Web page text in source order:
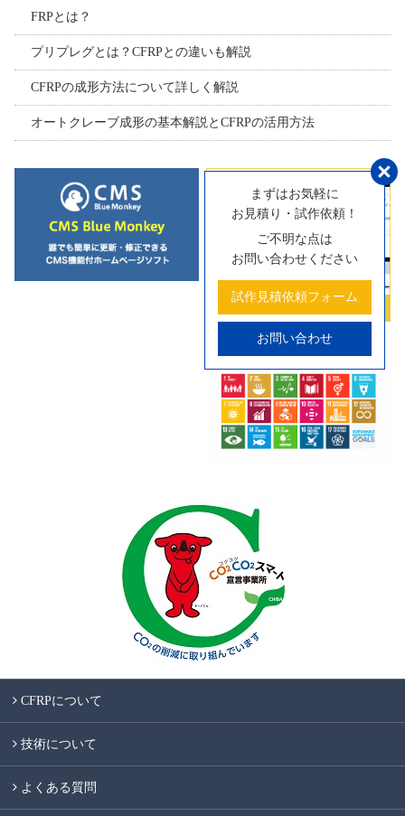
まずはお気軽に
お見積り・試作依頼！
ご不明な点は
お問い合わせください
試作見積依頼フォーム
お問い合わせ
FRPとは？
プリプレグとは？CFRPとの違いも解説
CFRPの成形方法について詳しく解説
オートクレーブ成形の基本解説とCFRPの活用方法
CFRPについて
技術について
よくある質問